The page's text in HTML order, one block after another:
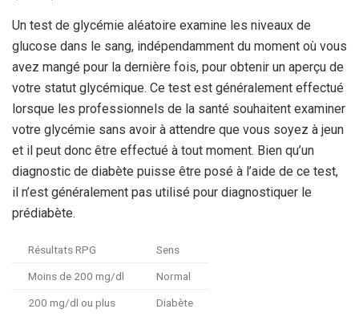
Un test de glycémie aléatoire examine les niveaux de
glucose dans le sang, indépendamment du moment où vous
avez mangé pour la dernière fois, pour obtenir un aperçu de
votre statut glycémique. Ce test est généralement effectué
lorsque les professionnels de la santé souhaitent examiner
votre glycémie sans avoir à attendre que vous soyez à jeun
et il peut donc être effectué à tout moment. Bien qu’un
diagnostic de diabète puisse être posé à l’aide de ce test,
il n’est généralement pas utilisé pour diagnostiquer le
prédiabète.
Résultats RPG Sens
Moins de 200 mg/dl Normal
200 mg/dl ou plus Diabète